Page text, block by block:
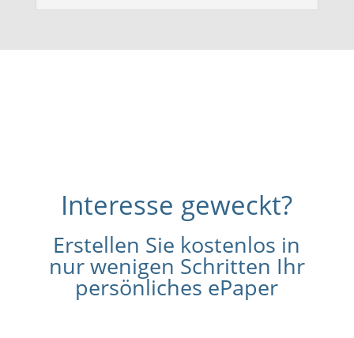
Interesse geweckt?
Erstellen Sie kostenlos in
nur wenigen Schritten Ihr
persönliches ePaper